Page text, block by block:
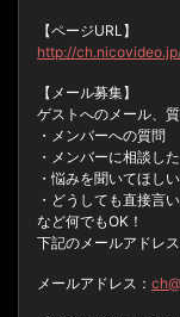
【ページURL】
http://
【メール募集】
ゲストへのメール、
・メンバーへの質問
・メンバーに相談し
・悩みを聞いてほしい
・どうしても直接言
など何でもOK！
下記のメールアドレ
メールアドレス：